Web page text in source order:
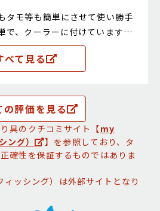
タモ等も簡単にさせて使い勝手
で、クーラーに付けています
は感じません。
べて見る
の評価を見る
具のクチコミサイト【my
ング）
】を参照しており、タ
確性を保証するものではありま
ッシング）は外部サイトとなり